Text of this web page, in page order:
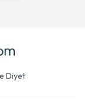
Diyet